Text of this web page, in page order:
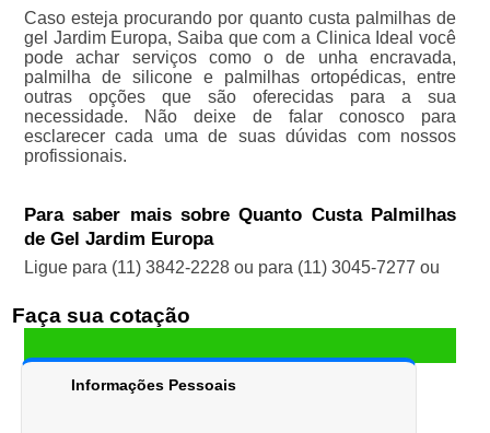
Caso esteja procurando por quanto custa palmilhas de
gel Jardim Europa, Saiba que com a Clinica Ideal você
pode achar serviços como o de unha encravada,
palmilha de silicone e palmilhas ortopédicas, entre
outras opções que são oferecidas para a sua
necessidade. Não deixe de falar conosco para
esclarecer cada uma de suas dúvidas com nossos
profissionais.
Para saber mais sobre Quanto Custa Palmilhas
de Gel Jardim Europa
Ligue para (11) 3842-2228ou para (11) 3045-7277 ou
Faça sua cotação
Informações Pessoais